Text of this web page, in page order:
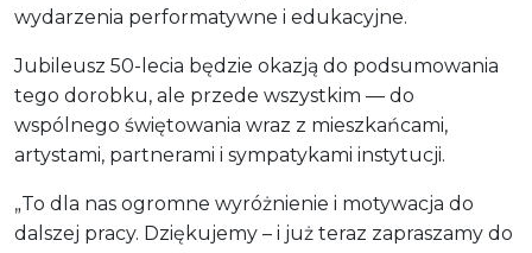
wydarzenia performatywne i edukacyjne.
Jubileusz 50-lecia będzie okazją do podsumowania
tego dorobku, ale przede wszystkim — do
wspólnego świętowania wraz z mieszkańcami,
artystami, partnerami i sympatykami instytucji.
„To dla nas ogromne wyróżnienie i motywacja do
dalszej pracy. Dziękujemy – i już teraz zapraszamy do